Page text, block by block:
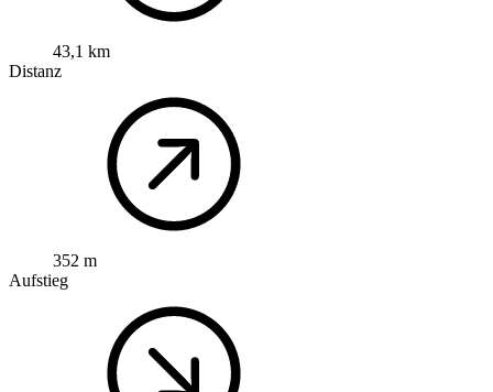
43,1 km
Distanz
352 m
Aufstieg